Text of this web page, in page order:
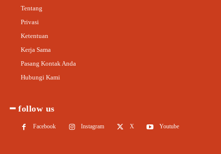
Tentang
Privasi
Ketentuan
Kerja Sama
Pasang Kontak Anda
Hubungi Kami
━ follow us
Facebook Instagram X Youtube